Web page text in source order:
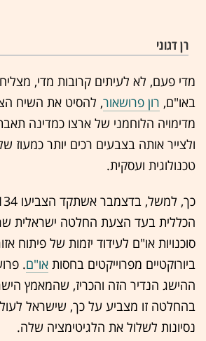
רן דגוני
מדי פעם, לא לעיתים קרובות מדי,
באו"ם, רון פרושאור, להסיט את השיח
מדימויה הלוחמני של ארצו כמדינה
ולצייר אותה בצבעים רכים יותר
טכנולוגית ועסקית.
הכללית בעד הצעת החלטה ישראלית
סוכנויות או"ם לעידוד יזמות של פיתוח
ביורוקטיים מפרוייקטים בחסות או"ם.
ההישג הנדיר הזה והכריז, שהמאמץ
בהחלטה זו מצביע על כך, שישראל
נסיונות לשלול את הלגיטימציה שלה.